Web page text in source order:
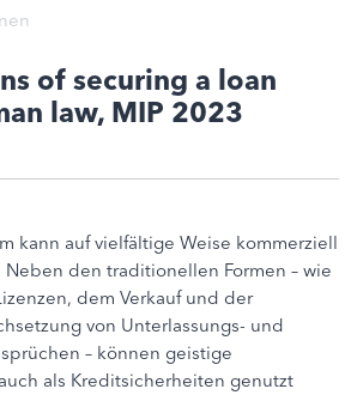
of securing a loan
law, MIP 2023
kann auf vielfältige Weise kommerziell
den traditionellen Formen – wie
dem Verkauf und der
von Unterlassungs- und
– können geistige
als Kreditsicherheiten genutzt